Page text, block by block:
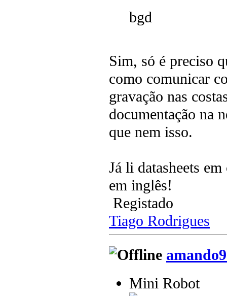
bgd
Sim, só é preciso
como comunicar
gravação nas
documentação na
que nem isso.
Já li datasheets
em inglês!
Registado
Tiago Rodrigues
Mini Robot